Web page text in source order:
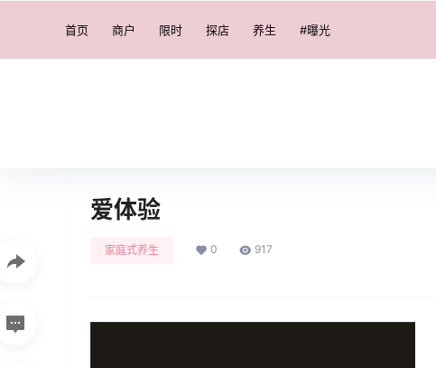
首页 商户 限时 探店 养生 #曝光
爱体验
家庭式养生 0 917